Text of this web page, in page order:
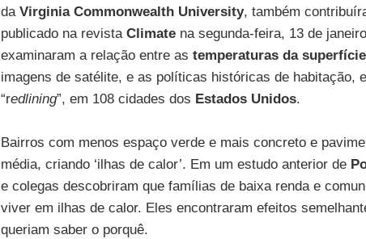
da Virginia Commonwealth University, também
publicado na revista Climatena segunda-feira, 13 de
examinaram a relação entre as temperaturas da
imagens de satélite, e as políticas históricas de habitação,
“redlining”, em 108 cidades dos Estados Unidos.
Bairros com menos espaço verde e mais concreto e
média, criando ‘ilhas de calor’. Em um estudo anterior de
e colegas descobriram que famílias de baixa renda e
viver em ilhas de calor. Eles encontraram efeitos
queriam saber o porquê.